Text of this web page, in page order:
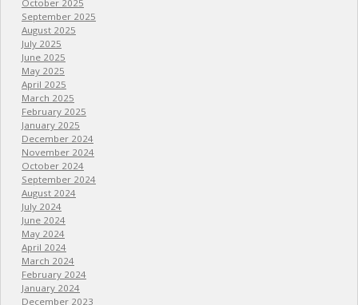
October 2025
September 2025
August 2025
July 2025
June 2025
May 2025
April 2025
March 2025
February 2025
January 2025
December 2024
November 2024
October 2024
September 2024
August 2024
July 2024
June 2024
May 2024
April 2024
March 2024
February 2024
January 2024
December 2023